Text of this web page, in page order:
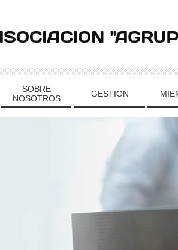
SOBRE
NOSOTROS
GESTION